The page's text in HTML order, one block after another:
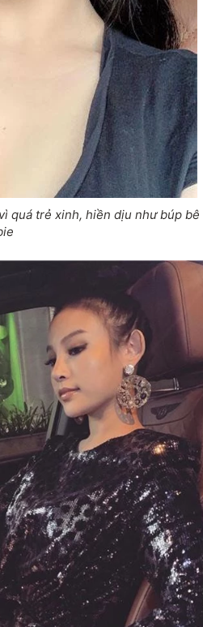
quá trẻ xinh, hiền dịu như búp bê